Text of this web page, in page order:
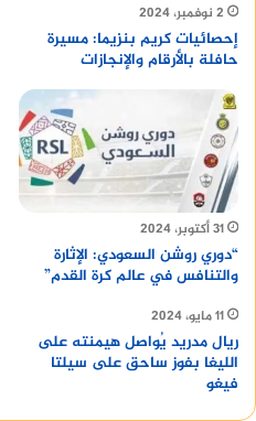
2 نوفمبر، 2024
إحصائيات كريم بنزيما: مسيرة
حافلة بالأرقام والإنجازات
31 أكتوبر، 2024
“دوري روشن السعودي: الإثارة
والتنافس في عالم كرة القدم”
11 مايو، 2024
ريال مدريد يُواصل هيمنته على
الليغا بفوز ساحق على سيلتا
فيغو